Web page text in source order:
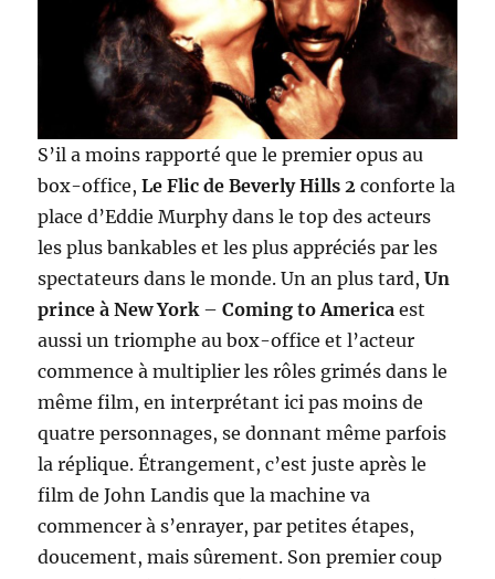
S’il a moins rapporté que le premier opus au
box-office,Le Flic de Beverly Hills 2 conforte la
place d’Eddie Murphy dans le top des acteurs
les plus bankables et les plus appréciés par les
spectateurs dans le monde. Un an plus tard,Un
prince à New York–Coming to America est
aussi un triomphe au box-office et l’acteur
commence à multiplier les rôles grimés dans le
même film, en interprétant ici pas moins de
quatre personnages, se donnant même parfois
la réplique. Étrangement, c’est juste après le
film de John Landis que la machine va
commencer à s’enrayer, par petites étapes,
doucement, mais sûrement. Son premier coup